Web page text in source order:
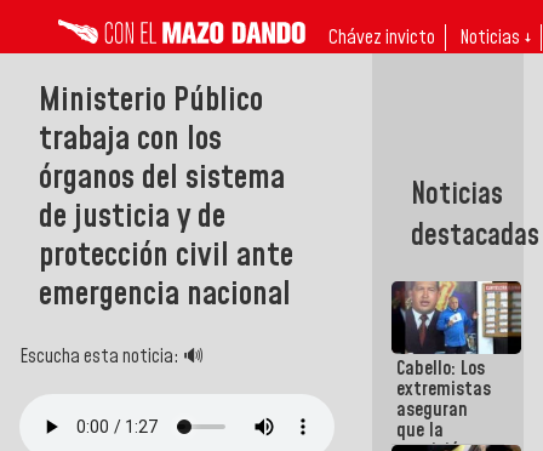
Chávez invicto Noticias ↓
Ministerio Público
trabaja con los
órganos del sistema
de justicia y de
protección civil ante
emergencia nacional
Escucha esta noticia: 🔊
Noticias
destacadas
Cabello: Los
extremistas
aseguran
que la